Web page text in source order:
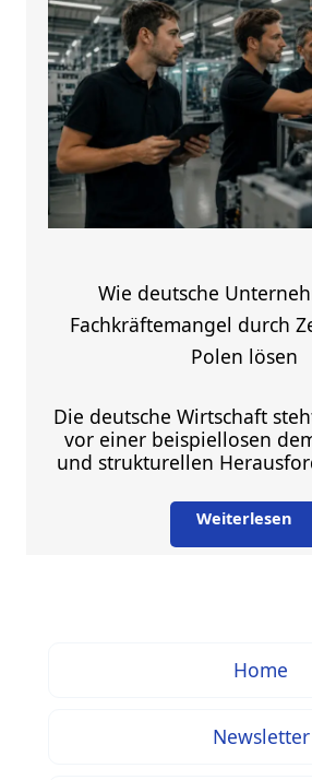
Wie deutsche
Fachkräftemangel durch
Polen lösen
Die deutsche Wirtschaft
vor einer beispiellosen
und strukturellen
Weiterlesen
Home
Newsletter